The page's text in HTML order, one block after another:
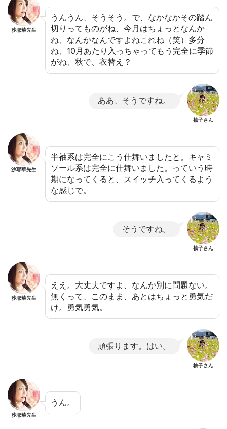
沙耶華先生
うんうん、そうそう。で、なかなかその踏ん
切りってものがね、今月はちょっとなんか
ね、なんかなんですよねこれね（笑）多分
ね、10月あたり入っちゃってもう完全に季節
がね、秋で、衣替え？
ああ、そうですね。
柚子さん
沙耶華先生
半袖系は完全にこう仕舞いましたと。キャミ
ソール系は完全に仕舞いました。っていう時
期になってくると、スイッチ入ってくるよう
な感じで。
そうですね。
柚子さん
沙耶華先生
ええ。大丈夫ですよ、なんか別に問題ない。
無くって、このまま、あとはちょっと勇気だ
け。勇気勇気。
頑張ります。はい。
柚子さん
沙耶華先生
うん。